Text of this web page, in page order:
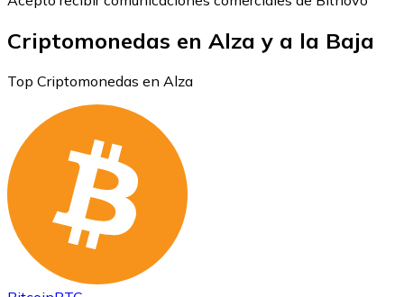
Criptomonedas en Alza y a la Baja
Top Criptomonedas en Alza